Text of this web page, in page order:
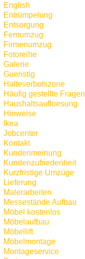
English
Entrümpelung
Entsorgung
Fernumzug
Firmenumzug
Fotoreihe
Galerie
Guenstig
Halteverbotszone
Häufig gestellte Fragen
Haushaltsaufloesung
Hinweise
Ikea
Jobcenter
Kontakt
Kundenmeinung
Kundenzufriedenheit
Kurzfristige Umzüge
Lieferung
Malerarbeiten
Messestände Aufbau
Möbel kostenlos
Möbelaufbau
Möbellift
Möbelmontage
Montageservice